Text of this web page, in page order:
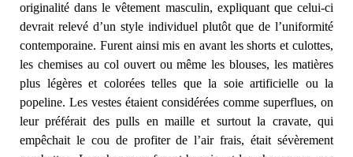
originalité dans le vêtement masculin, expliquant que celui-ci
devrait relevé d’un style individuel plutôt que de l’uniformité
contemporaine. Furent ainsi mis en avant les shorts et culottes,
les chemises au col ouvert ou même les blouses, les matières
plus légères et colorées telles que la soie artificielle ou la
popeline. Les vestes étaient considérées comme superflues, on
leur préférait des pulls en maille et surtout la cravate, qui
empêchait le cou de profiter de l’air frais, était sévèrement